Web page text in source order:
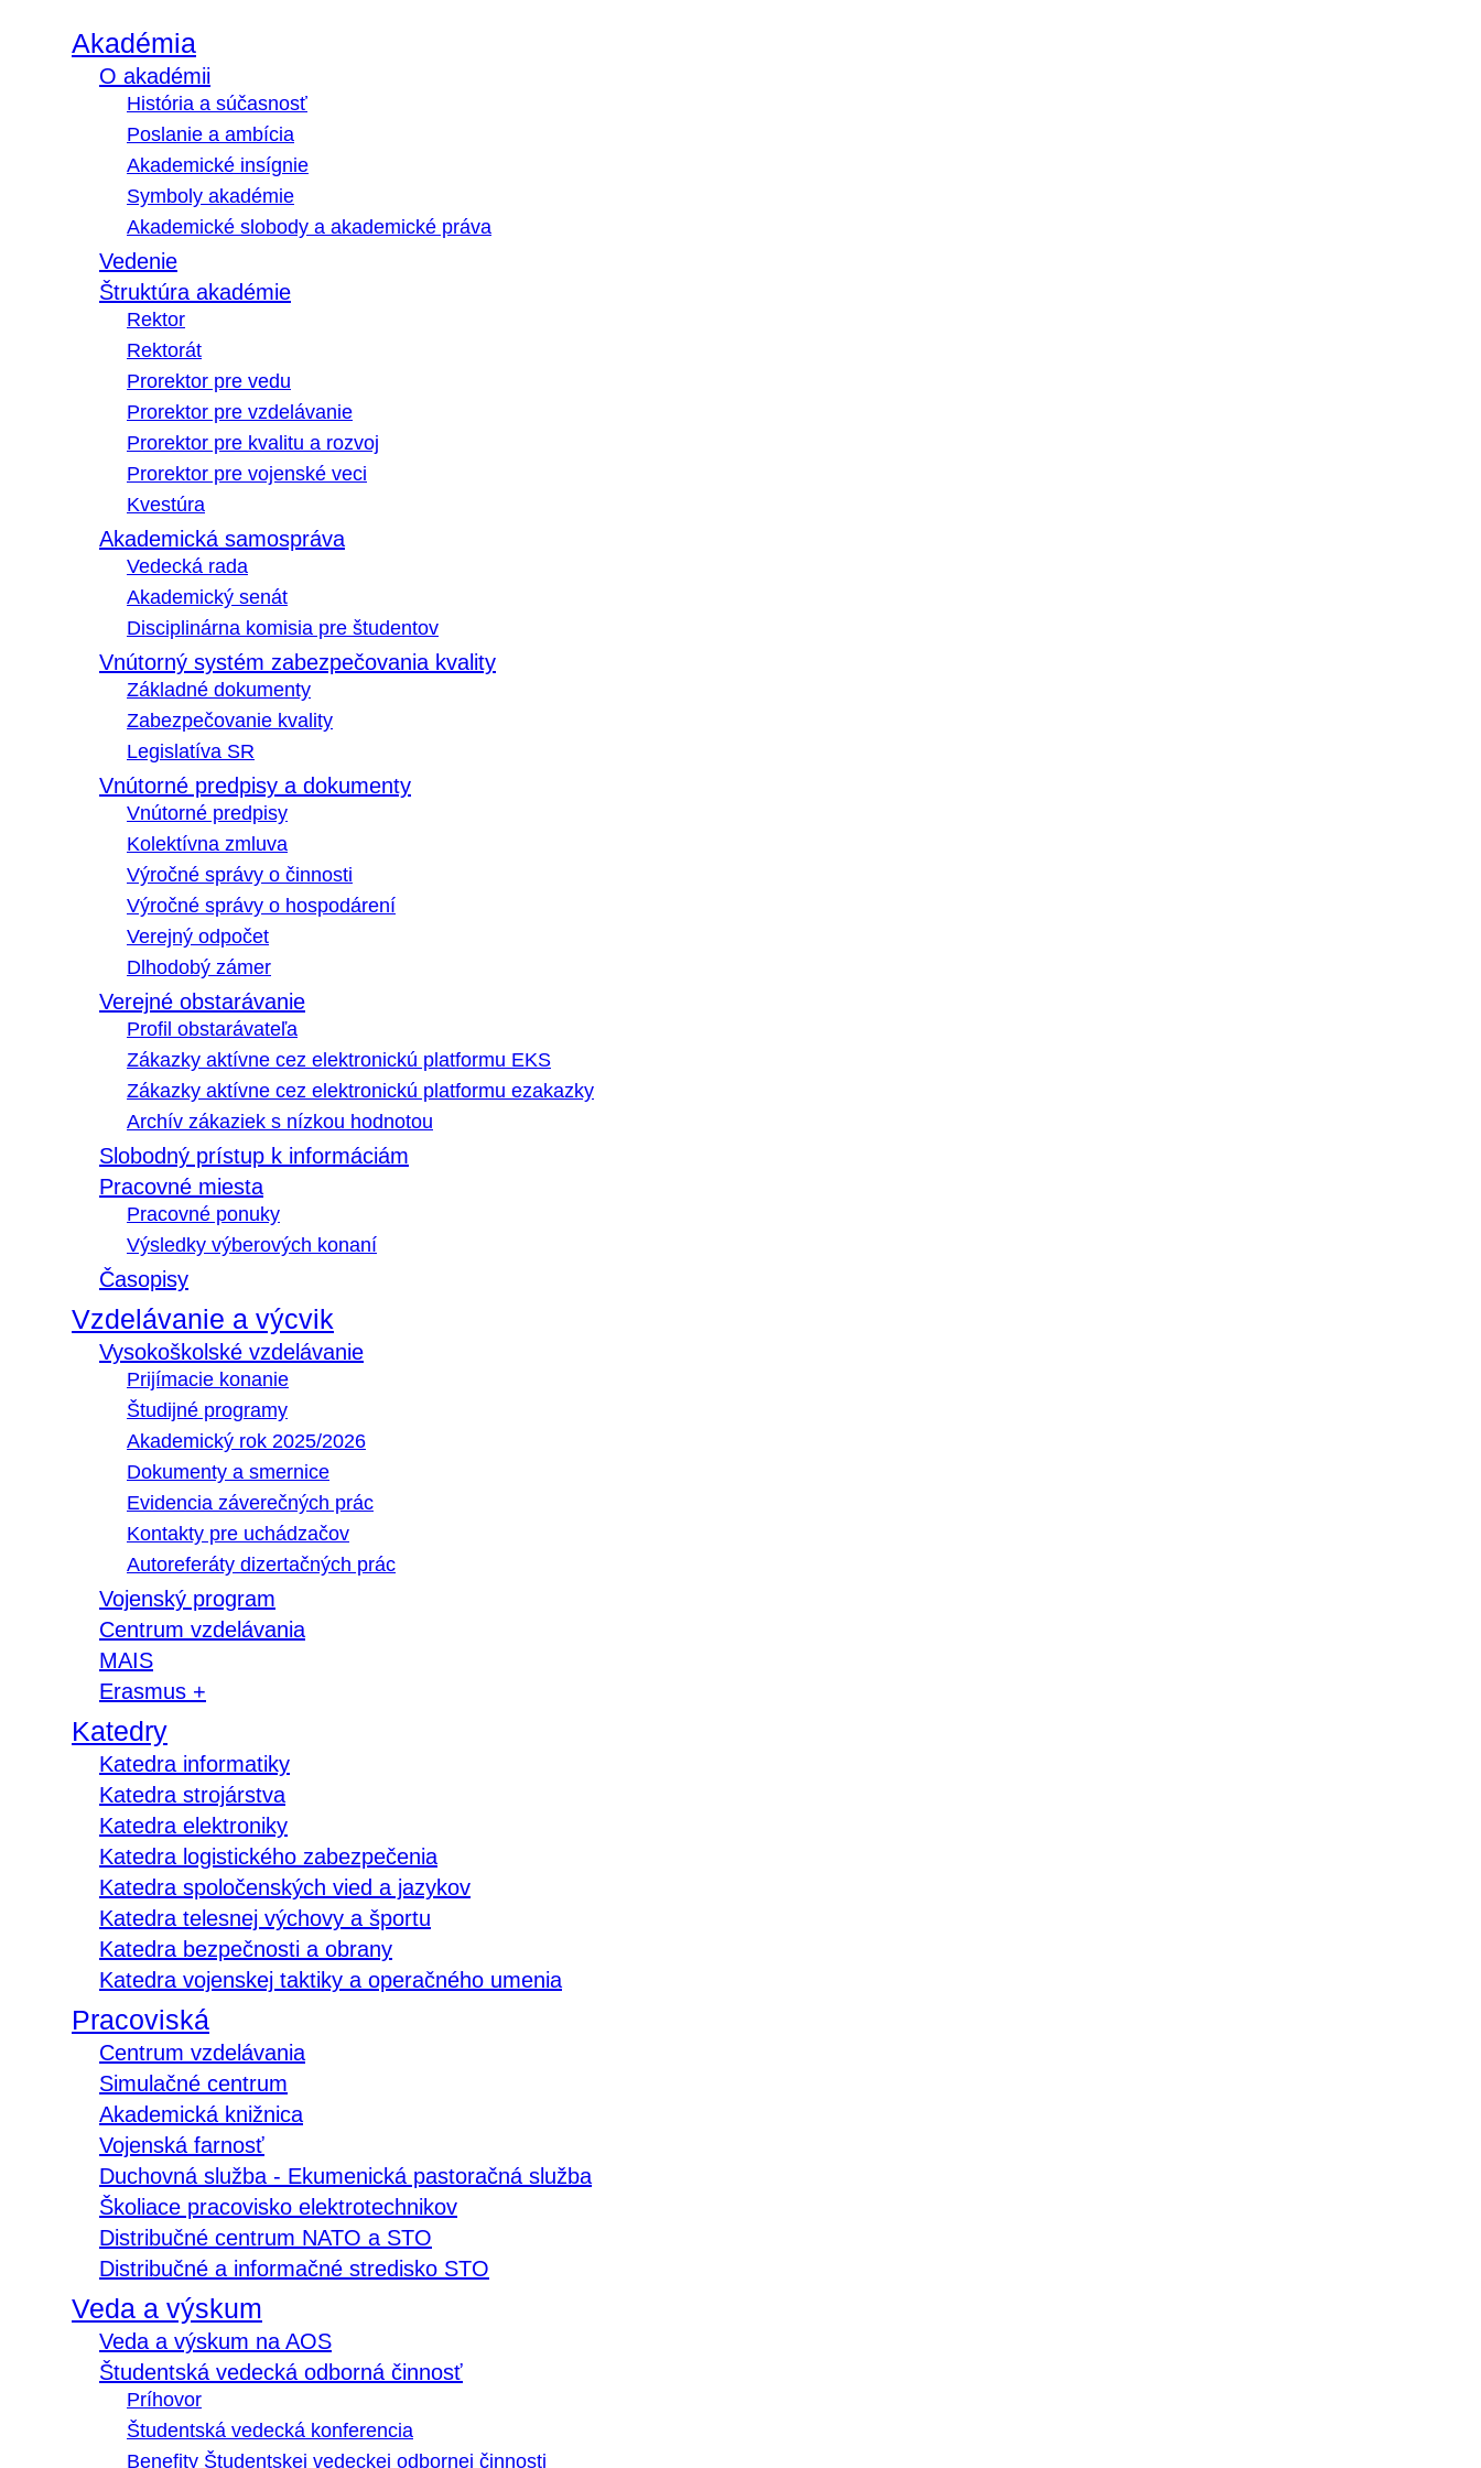
Akadémia
O akadémii
História a súčasnosť
Poslanie a ambícia
Akademické insígnie
Symboly akadémie
Akademické slobody a akademické práva
Vedenie
Štruktúra akadémie
Rektor
Rektorát
Prorektor pre vedu
Prorektor pre vzdelávanie
Prorektor pre kvalitu a rozvoj
Prorektor pre vojenské veci
Kvestúra
Akademická samospráva
Vedecká rada
Akademický senát
Disciplinárna komisia pre študentov
Vnútorný systém zabezpečovania kvality
Základné dokumenty
Zabezpečovanie kvality
Legislatíva SR
Vnútorné predpisy a dokumenty
Vnútorné predpisy
Kolektívna zmluva
Výročné správy o činnosti
Výročné správy o hospodárení
Verejný odpočet
Dlhodobý zámer
Verejné obstarávanie
Profil obstarávateľa
Zákazky aktívne cez elektronickú platformu EKS
Zákazky aktívne cez elektronickú platformu ezakazky
Archív zákaziek s nízkou hodnotou
Slobodný prístup k informáciám
Pracovné miesta
Pracovné ponuky
Výsledky výberových konaní
Časopisy
Vzdelávanie a výcvik
Vysokoškolské vzdelávanie
Prijímacie konanie
Študijné programy
Akademický rok 2025/2026
Dokumenty a smernice
Evidencia záverečných prác
Kontakty pre uchádzačov
Autoreferáty dizertačných prác
Vojenský program
Centrum vzdelávania
MAIS
Erasmus +
Katedry
Katedra informatiky
Katedra strojárstva
Katedra elektroniky
Katedra logistického zabezpečenia
Katedra spoločenských vied a jazykov
Katedra telesnej výchovy a športu
Katedra bezpečnosti a obrany
Katedra vojenskej taktiky a operačného umenia
Pracoviská
Centrum vzdelávania
Simulačné centrum
Akademická knižnica
Vojenská farnosť
Duchovná služba - Ekumenická pastoračná služba
Školiace pracovisko elektrotechnikov
Distribučné centrum NATO a STO
Distribučné a informačné stredisko STO
Veda a výskum
Veda a výskum na AOS
Študentská vedecká odborná činnosť
Príhovor
Študentská vedecká konferencia
Benefity Študentskej vedeckej odbornej činnosti